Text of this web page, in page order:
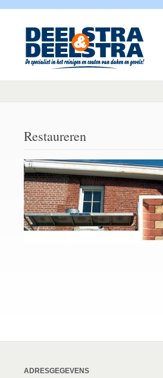
Restaureren
ADRESGEGEVENS